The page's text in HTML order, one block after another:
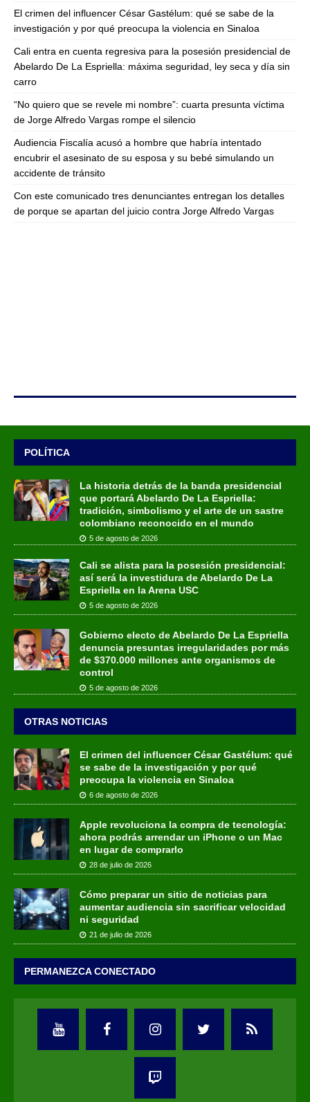
El crimen del influencer César Gastélum: qué se sabe de la
investigación y por qué preocupa la violencia en Sinaloa
Cali entra en cuenta regresiva para la posesión presidencial de
Abelardo De La Espriella: máxima seguridad, ley seca y día sin
carro
“No quiero que se revele mi nombre”: cuarta presunta víctima
de Jorge Alfredo Vargas rompe el silencio
Audiencia Fiscalía acusó a hombre que habría intentado
encubrir el asesinato de su esposa y su bebé simulando un
accidente de tránsito
Con este comunicado tres denunciantes entregan los detalles
de porque se apartan del juicio contra Jorge Alfredo Vargas
POLÍTICA
La historia detrás de la banda presidencial
que portará Abelardo De La Espriella:
tradición, simbolismo y el arte de un sastre
colombiano reconocido en el mundo
5 de agosto de 2026
Cali se alista para la posesión presidencial:
así será la investidura de Abelardo De La
Espriella en la Arena USC
5 de agosto de 2026
Gobierno electo de Abelardo De La Espriella
denuncia presuntas irregularidades por más
de $370.000 millones ante organismos de
control
5 de agosto de 2026
OTRAS NOTICIAS
El crimen del influencer César Gastélum: qué
se sabe de la investigación y por qué
preocupa la violencia en Sinaloa
6 de agosto de 2026
Apple revoluciona la compra de tecnología:
ahora podrás arrendar un iPhone o un Mac
en lugar de comprarlo
28 de julio de 2026
Cómo preparar un sitio de noticias para
aumentar audiencia sin sacrificar velocidad
ni seguridad
21 de julio de 2026
PERMANEZCA CONECTADO